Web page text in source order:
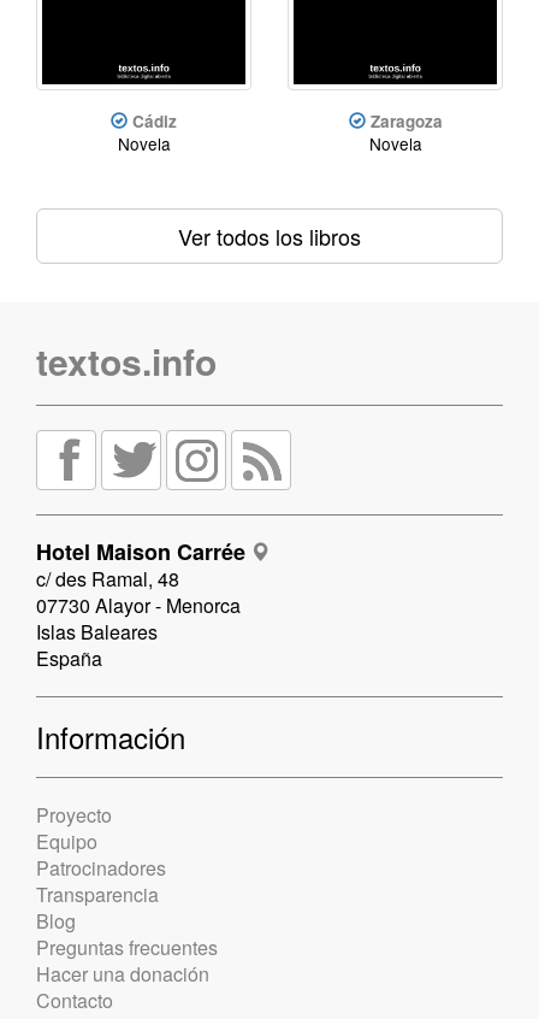
Cádiz
Novela
Zaragoza
Novela
Ver todos los libros
textos.info
Hotel Maison Carrée
c/ des Ramal, 48
07730 Alayor - Menorca
Islas Baleares
España
Información
Proyecto
Equipo
Patrocinadores
Transparencia
Blog
Preguntas frecuentes
Hacer una donación
Contacto